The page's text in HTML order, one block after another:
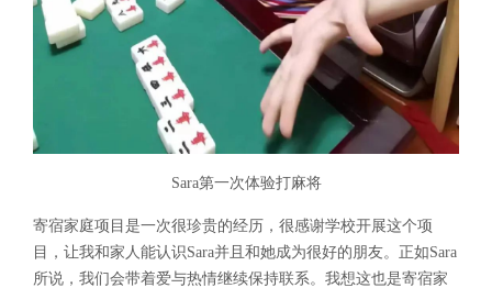
Sara第一次体验打麻将
寄宿家庭项目是一次很珍贵的经历，很感谢学校开展这个项
目，让我和家人能认识Sara并且和她成为很好的朋友。正如Sara
所说，我们会带着爱与热情继续保持联系。我想这也是寄宿家